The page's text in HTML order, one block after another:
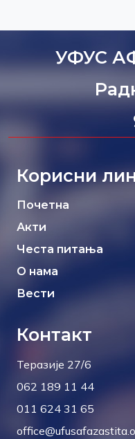
УФУС
Корисни
Почетна
Акти
Честа питања
О нама
Вести
Контакт
Теразије 27/6
062 189 11 44
011 624 31 65